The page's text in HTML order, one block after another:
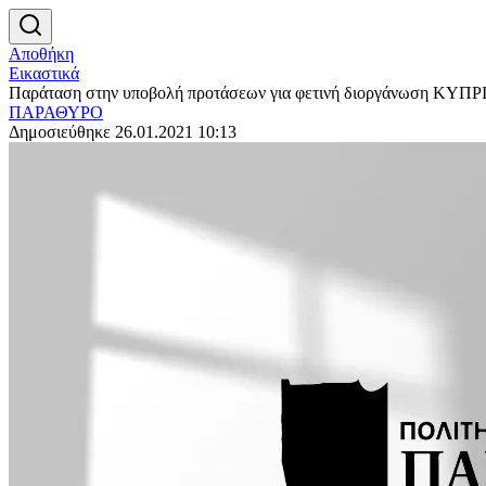
Αποθήκη
Εικαστικά
Παράταση στην υποβολή προτάσεων για φετινή διοργάνωση
ΠΑΡΑΘΥΡΟ
Δημοσιεύθηκε 26.01.2021 10:13